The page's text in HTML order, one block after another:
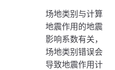
场地类别与计算
地震作用的地震
影响系数有关，
场地类别错误会
导致地震作用计